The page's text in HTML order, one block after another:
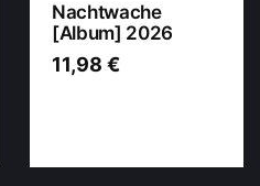
Nachtwache
[Album] 2026
11,98 €